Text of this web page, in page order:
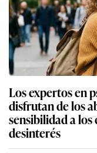
Los expertos en
disfrutan de los
sensibilidad a
desinterés